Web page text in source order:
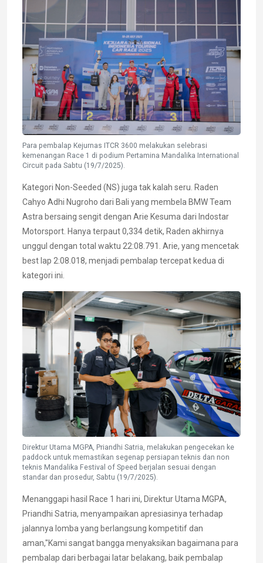
Para pembalap Kejurnas ITCR 3600 melakukan selebrasi
kemenangan Race 1 di podium Pertamina Mandalika International
Circuit pada Sabtu (19/7/2025).
Kategori Non-Seeded (NS) juga tak kalah seru. Raden
Cahyo Adhi Nugroho dari Bali yang membela BMW Team
Astra bersaing sengit dengan Arie Kesuma dari Indostar
Motorsport. Hanya terpaut 0,334 detik, Raden akhirnya
unggul dengan total waktu 22:08.791. Arie, yang mencetak
best lap 2:08.018, menjadi pembalap tercepat kedua di
kategori ini.
Direktur Utama MGPA, Priandhi Satria, melakukan pengecekan ke
paddock untuk memastikan segenap persiapan teknis dan non
teknis Mandalika Festival of Speed berjalan sesuai dengan
standar dan prosedur, Sabtu (19/7/2025).
Menanggapi hasil Race 1 hari ini, Direktur Utama MGPA,
Priandhi Satria, menyampaikan apresiasinya terhadap
jalannya lomba yang berlangsung kompetitif dan
aman,"Kami sangat bangga menyaksikan bagaimana para
pembalap dari berbagai latar belakang, baik pembalap